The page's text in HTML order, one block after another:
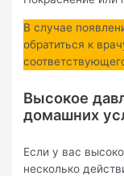
В случае
обратиться к
Высокое
домашних
Если у вас
несколько